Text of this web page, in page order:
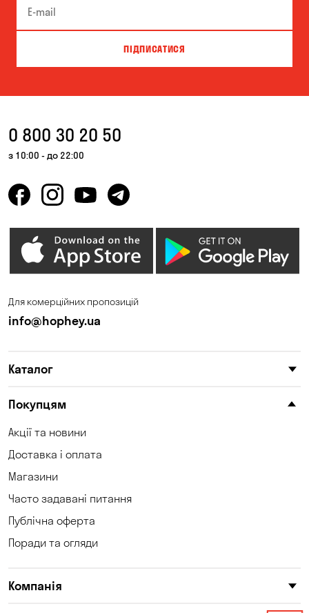
ПІДПИСАТИСЯ
0 800 30 20 50
з 10:00 - до 22:00
Для комерційних пропозицій
info@hophey.ua
Каталог
Покупцям
Акції та новини
Доставка і оплата
Магазини
Часто задавані питання
Публічна оферта
Поради та огляди
Компанія